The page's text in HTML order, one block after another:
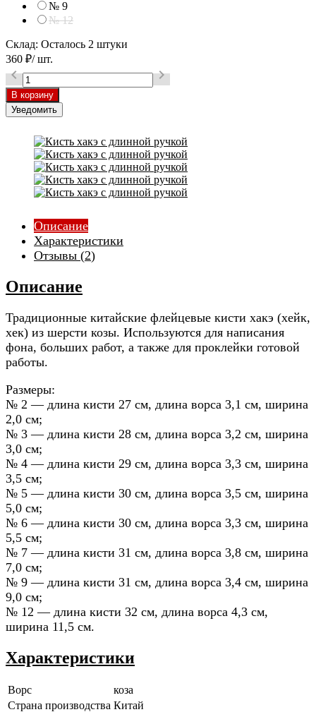
№ 9
№ 12
Склад: Осталось 2 штуки
360 ₽/ шт.
 
Уведомить
Описание
Характеристики
Отзывы (2)
Описание
Традиционные китайские флейцевые кисти хакэ (хейк,
хек) из шерсти козы. Используются для написания
фона, больших работ, а также для проклейки готовой
работы.
Размеры:
№ 2 — длина кисти 27 см, длина ворса 3,1 см, ширина
2,0 см;
№ 3 — длина кисти 28 см, длина ворса 3,2 см, ширина
3,0 см;
№ 4 — длина кисти 29 см, длина ворса 3,3 см, ширина
3,5 см;
№ 5 — длина кисти 30 см, длина ворса 3,5 см, ширина
5,0 см;
№ 6 — длина кисти 30 см, длина ворса 3,3 см, ширина
5,5 см;
№ 7 — длина кисти 31 см, длина ворса 3,8 см, ширина
7,0 см;
№ 9 — длина кисти 31 см, длина ворса 3,4 см, ширина
9,0 см;
№ 12 — длина кисти 32 см, длина ворса 4,3 см,
ширина 11,5 см.
Характеристики
Ворс
коза
Страна производства Китай